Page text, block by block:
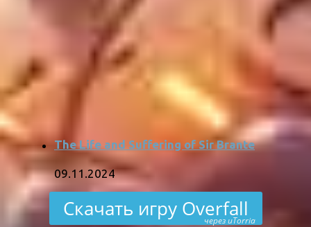
The Life and Suffering of Sir Brante
09.11.2024
Скачать игру Overfall
через uTorria